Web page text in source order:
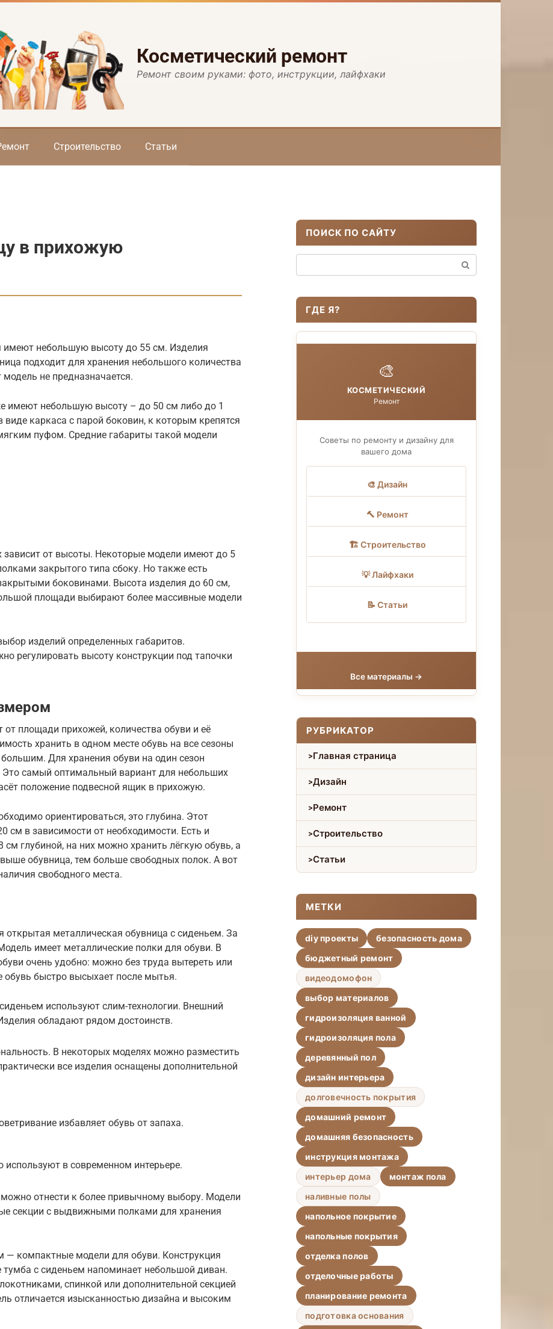
Косметический ремонт
Ремонт своим руками: фото, инструкции, лайфхаки
Строительство Статьи
в прихожую
имеют небольшую высоту до 55 см. Изделия
подходит для хранения небольшого количества
не предназначается.
имеют небольшую высоту – до 50 см либо до 1
виде каркаса с парой боковин, к которым крепятся
пуфом. Средние габариты такой модели
зависит от высоты. Некоторые модели имеют до 5
закрытого типа сбоку. Но также есть
боковинами. Высота изделия до 60 см,
площади выбирают более массивные модели
изделий определенных габаритов.
регулировать высоту конструкции под тапочки
площади прихожей, количества обуви и её
хранить в одном месте обувь на все сезоны
Для хранения обуви на один сезон
Это самый оптимальный вариант для небольших
положение подвесной ящик в прихожую.
ориентироваться, это глубина. Этот
см в зависимости от необходимости. Есть и
см глубиной, на них можно хранить лёгкую обувь, а
обувница, тем больше свободных полок. А вот
свободного места.
металлическая обувница с сиденьем. За
имеет металлические полки для обуви. В
очень удобно: можно без труда вытереть или
быстро высыхает после мытья.
используют слим-технологии. Внешний
обладают рядом достоинств.
В некоторых моделях можно разместить
все изделия оснащены дополнительной
избавляет обувь от запаха.
в современном интерьере.
отнести к более привычному выбору. Модели
секции с выдвижными полками для хранения
— компактные модели для обуви. Конструкция
с сиденьем напоминает небольшой диван.
спинкой или дополнительной секцией
отличается изысканностью дизайна и высоким
ПОИСК ПО САЙТУ
ГДЕ Я?
🎨
КОСМЕТИЧЕСКИЙ
Ремонт
Советы по ремонту и дизайну для
вашего дома
🎨 Дизайн
🔨 Ремонт
🏗 Строительство
💡 Лайфхаки
📝 Статьи
Все материалы →
РУБРИКАТОР
Главная страница
Дизайн
Ремонт
Строительство
Статьи
МЕТКИ
diy проекты
безопасность дома
бюджетный ремонт
видеодомофон
выбор материалов
гидроизоляция ванной
гидроизоляция пола
деревянный пол
дизайн интерьера
долговечность покрытия
домашний ремонт
домашняя безопасность
инструкция монтажа
интерьер дома
монтаж пола
наливные полы
напольное покрытие
напольные покрытия
отделка полов
отделочные работы
планирование ремонта
подготовка основания